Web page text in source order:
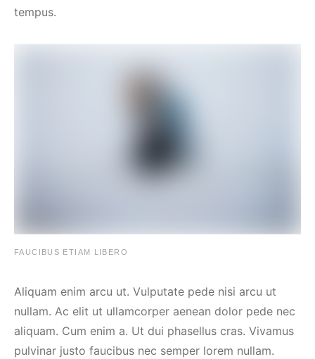
tempus.
FAUCIBUS ETIAM LIBERO
Aliquam enim arcu ut. Vulputate pede nisi arcu ut
nullam. Ac elit ut ullamcorper aenean dolor pede nec
aliquam. Cum enim a. Ut dui phasellus cras. Vivamus
pulvinar justo faucibus nec semper lorem nullam.